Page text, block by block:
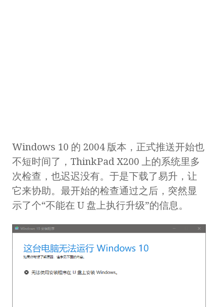
Windows 10 的 2004 版本，正式推送开始也
不短时间了，ThinkPad X200 上的系统里多
次检查，也迟迟没有。于是下载了易升，让
它来协助。最开始的检查通过之后，突然显
示了个“不能在 U 盘上执行升级”的信息。